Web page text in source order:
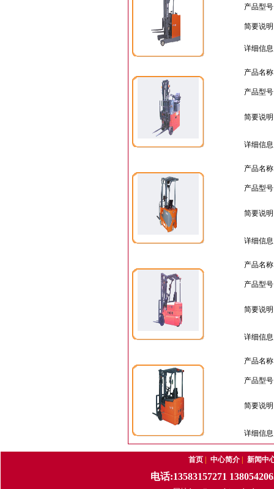
产品型号
简要说明
详细信息
产品名称
产品型号
简要说明
详细信息
产品名称
产品型号
简要说明
详细信息
产品名称
产品型号
简要说明
详细信息
产品名称
产品型号
简要说明
详细信息
首页| 中心简介| 新闻中
电话:13583157271